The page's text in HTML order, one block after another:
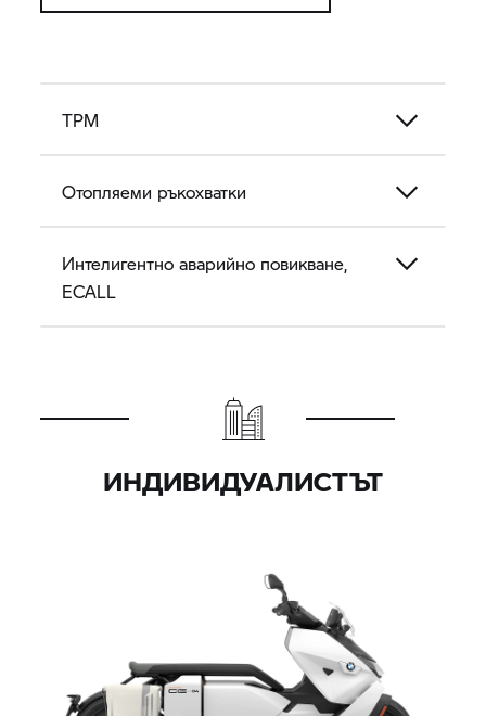
TPM
Отопляеми ръкохватки
Интелигентно аварийно повикване,
ECALL
ИНДИВИДУАЛИСТЪТ